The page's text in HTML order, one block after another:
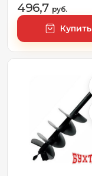
496,7 руб.
Купить